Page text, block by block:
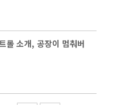
롤 소개, 공장이 멈춰버